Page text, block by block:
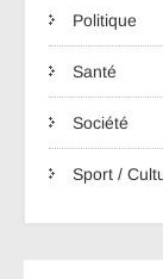
Politique
Santé
Société
Sport /